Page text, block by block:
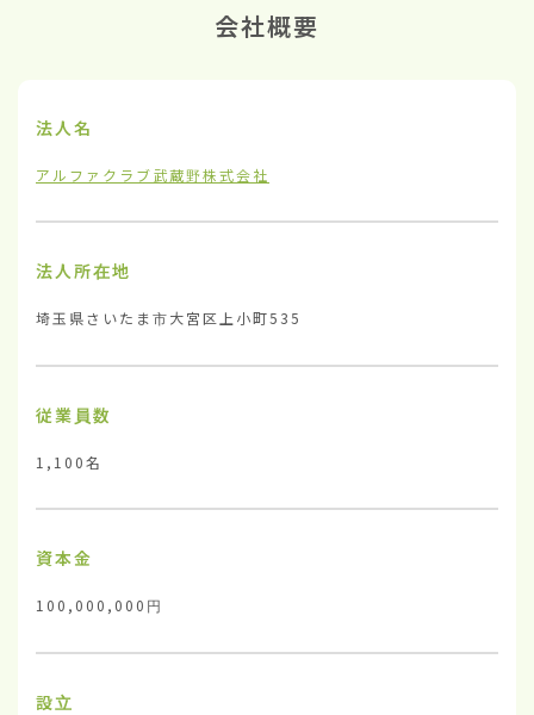
会社概要
法人名
アルファクラブ武蔵野株式会社
法人所在地
埼玉県さいたま市大宮区上小町535
従業員数
1,100名
資本金
100,000,000円
設立